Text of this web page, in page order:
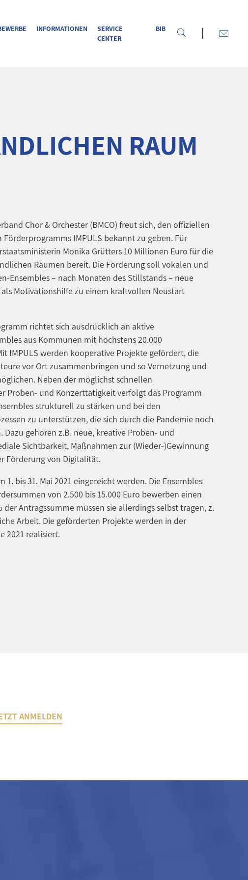
INFORMATIONEN
SERVICE
CENTER
BIB
RAUM
Chor & Orchester (BMCO) freut sich, den offiziellen
Förderprogramms IMPULS bekannt zu geben. Für
Monika Grütters 10 Millionen Euro für die
Räumen bereit. Die Förderung soll vokalen und
Ensembles – nach Monaten des Stillstands – neue
Motivationshilfe zu einem kraftvollen Neustart
richtet sich ausdrücklich an aktive
aus Kommunen mit höchstens 20.000
IMPULS werden kooperative Projekte gefördert, die
vor Ort zusammenbringen und so Vernetzung und
Neben der möglichst schnellen
Proben- und Konzerttätigkeit verfolgt das Programm
strukturell zu stärken und bei den
zu unterstützen, die sich durch die Pandemie noch
Dazu gehören z.B. neue, kreative Proben- und
Sichtbarkeit, Maßnahmen zur (Wieder-)Gewinnung
Förderung von Digitalität.
1. bis 31. Mai 2021 eingereicht werden. Die Ensembles
von 2.500 bis 15.000 Euro bewerben einen
der Antragssumme müssen sie allerdings selbst tragen, z.
Arbeit. Die geförderten Projekte werden in der
2021 realisiert.
ANMELDEN